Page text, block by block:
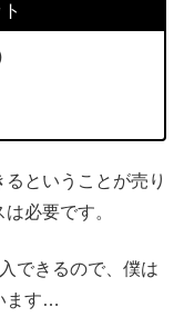
ということが売り
必要です。
できるので、僕は
ます…